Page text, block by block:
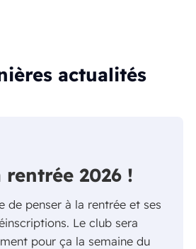
actualités
2026 !
de penser à la rentrée et ses
Le club sera
pour ça la semaine du